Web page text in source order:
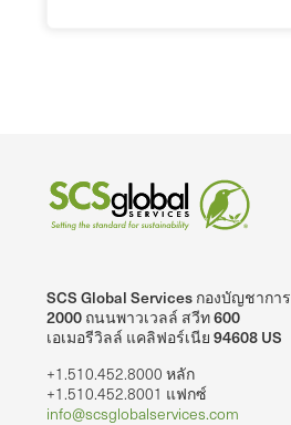
SCS Global Services กองบัญชาการ
2000 ถนนพาวเวลล์ สวีท 600
เอเมอรีวิลล์ แคลิฟอร์เนีย 94608 US
+1.510.452.8000 หลัก
+1.510.452.8001 แฟกซ์
info@scsglobalservices.com